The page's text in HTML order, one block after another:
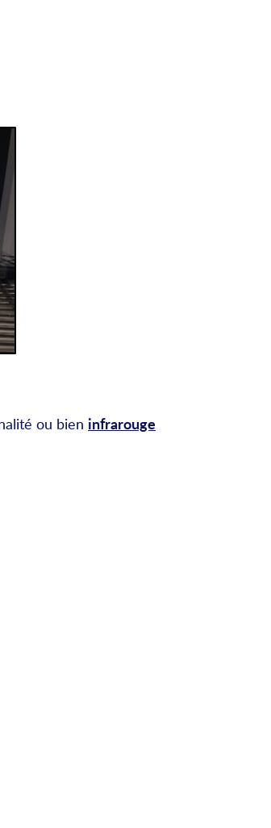
ou bien infrarouge